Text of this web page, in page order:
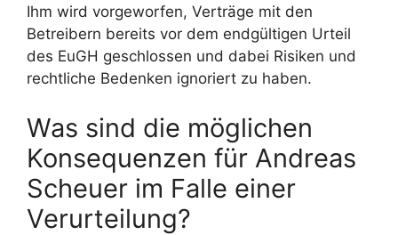
Ihm wird vorgeworfen, Verträge mit den
Betreibern bereits vor dem endgültigen Urteil
des EuGH geschlossen und dabei Risiken und
rechtliche Bedenken ignoriert zu haben.
Was sind die möglichen
Konsequenzen für Andreas
Scheuer im Falle einer
Verurteilung?